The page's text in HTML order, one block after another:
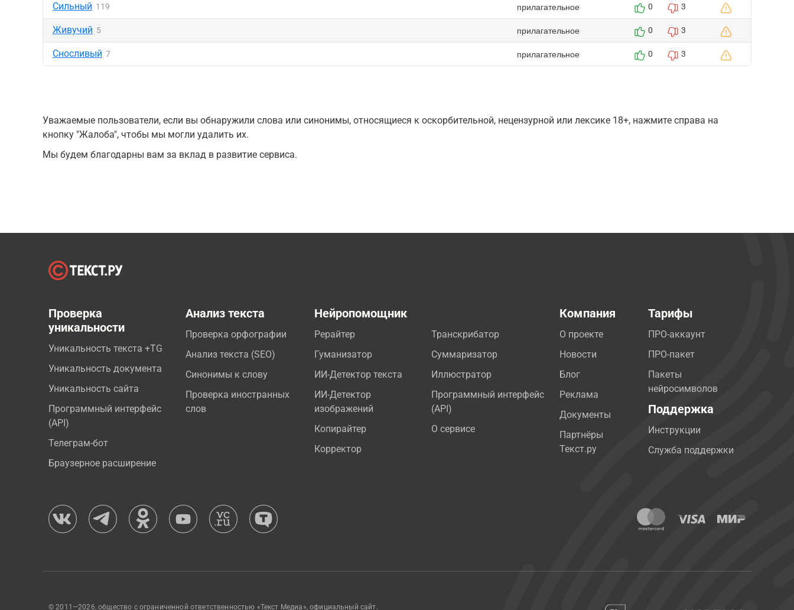
Сильный 119 прилагательное 0 3
Живучий 5 прилагательное 0 3
Сносливый 7 прилагательное 0 3
Уважаемые пользователи, если вы обнаружили слова или синонимы, относящиеся к оскорбительной, нецензурной или лексике 18+, нажмите справа на
кнопку "Жалоба", чтобы мы могли удалить их.
Мы будем благодарны вам за вклад в развитие сервиса.
Проверка
уникальности
Уникальность текста +TG
Уникальность документа
Уникальность сайта
Программный интерфейс
(API)
Телеграм-бот
Браузерное расширение
Анализ текста
Проверка орфографии
Анализ текста (SEO)
Синонимы к слову
Проверка иностранных
слов
Нейропомощник
Рерайтер
Гуманизатор
ИИ-Детектор текста
ИИ-Детектор
изображений
Копирайтер
Корректор
Транскрибатор
Суммаризатор
Иллюстратор
Программный интерфейс
(API)
О сервисе
Компания
О проекте
Новости
Блог
Реклама
Документы
Партнёры
Текст.ру
Тарифы
ПРО-аккаунт
ПРО-пакет
Пакеты
нейросимволов
Поддержка
Инструкции
Служба поддержки
© 2011—2026, общество с ограниченной ответственностью «Текст Медиа», официальный сайт.